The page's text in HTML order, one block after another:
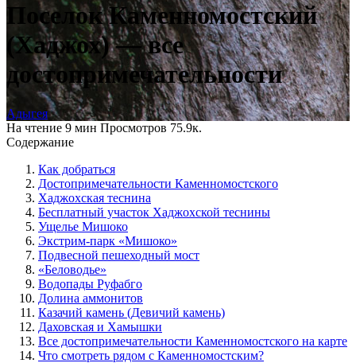
Поселок Каменномостский
(Хаджох) — все
достопримечательности
Адыгея
На чтение 9 мин Просмотров 75.9к.
Содержание
Как добраться
Достопримечательности Каменномостского
Хаджохская теснина
Бесплатный участок Хаджохской теснины
Ущелье Мишоко
Экстрим-парк «Мишоко»
Подвесной пешеходный мост
«Беловодье»
Водопады Руфабго
Долина аммонитов
Казачий камень (Девичий камень)
Даховская и Хамышки
Все достопримечательности Каменномостского на карте
Что смотреть рядом с Каменномостским?